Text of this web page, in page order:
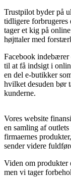
Trustpilot byder på
tidligere forbrugeres
tager et kig på
højttaler med
Facebook indebærer
til at få indsigt i
en del e-butikker
hvilket desuden bør
kunderne.
Vores website
en samling af
firmaernes
sender videre
Viden om produkter
men vi tager